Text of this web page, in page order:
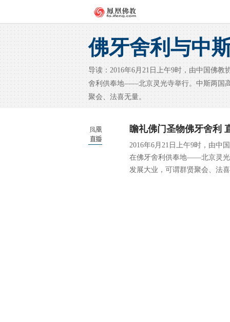
佛牙舍利与中
导读：2016年6月21日上午9时，由中国佛
舍利供奉地——北京灵光寺举行。中斯两国
聚会、法喜无量。
瞻礼佛门圣物佛牙舍利
2016年6月21日上午9时，由中
在佛牙舍利供奉地——北京灵光
发展大业，可谓群贤聚会、法